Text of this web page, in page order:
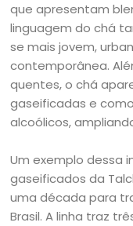
que apresentam
linguagem do chá
se mais jovem,
contemporânea.
quentes, o chá
gaseificadas e
alcoólicos,
Um exemplo dessa
gaseificados da
uma década para
Brasil. A linha traz